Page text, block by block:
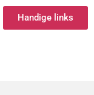
Handige links